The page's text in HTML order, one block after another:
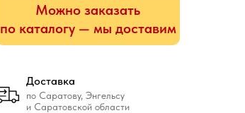
Можно заказать
по каталогу — мы доставим
по Саратову, Энгельсу
и Саратовской области
Доставка